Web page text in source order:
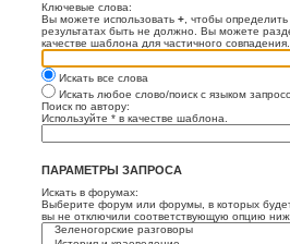
Ключевые слова:
Вы можете использовать + , чтобы
результатах быть не должно. Вы можете
качестве шаблона для частичного совпадения.
Искать все слова
Искать любое слово/поиск с языком
Поиск по автору:
Используйте * в качестве шаблона.
ПАРАМЕТРЫ ЗАПРОСА
Искать в форумах:
Выберите форум или форумы, в которых
вы не отключили соответствующую опцию